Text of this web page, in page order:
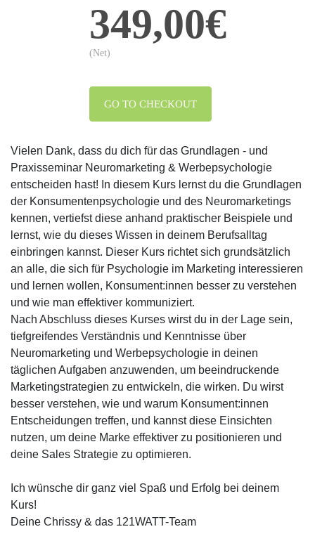
349,00€
(Net)
GO TO CHECKOUT
Vielen Dank, dass du dich für das Grundlagen - und
Praxisseminar Neuromarketing & Werbepsychologie
entscheiden hast! In diesem Kurs lernst du die Grundlagen
der Konsumentenpsychologie und des Neuromarketings
kennen, vertiefst diese anhand praktischer Beispiele und
lernst, wie du dieses Wissen in deinem Berufsalltag
einbringen kannst. Dieser Kurs richtet sich grundsätzlich
an alle, die sich für Psychologie im Marketing interessieren
und lernen wollen, Konsument:innen besser zu verstehen
und wie man effektiver kommuniziert.
Nach Abschluss dieses Kurses wirst du in der Lage sein,
tiefgreifendes Verständnis und Kenntnisse über
Neuromarketing und Werbepsychologie in deinen
täglichen Aufgaben anzuwenden, um beeindruckende
Marketingstrategien zu entwickeln, die wirken. Du wirst
besser verstehen, wie und warum Konsument:innen
Entscheidungen treffen, und kannst diese Einsichten
nutzen, um deine Marke effektiver zu positionieren und
deine Sales Strategie zu optimieren.
Ich wünsche dir ganz viel Spaß und Erfolg bei deinem
Kurs!
Deine Chrissy & das 121WATT-Team